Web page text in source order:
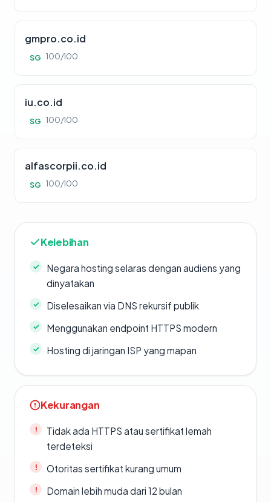
gmpro.co.id
SG 100/100
iu.co.id
SG 100/100
alfascorpii.co.id
SG 100/100
Kelebihan
Negara hosting selaras dengan audiens yang
dinyatakan
Diselesaikan via DNS rekursif publik
Menggunakan endpoint HTTPS modern
Hosting di jaringan ISP yang mapan
Kekurangan
Tidak ada HTTPS atau sertifikat lemah
terdeteksi
Otoritas sertifikat kurang umum
Domain lebih muda dari 12 bulan